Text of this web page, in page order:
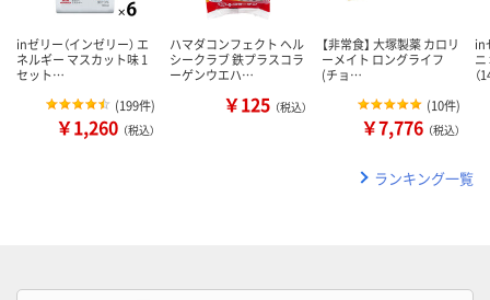
inゼリー（インゼリー） エ
ネルギー マスカット味 1
セット…
(199件)
￥1,260 （税込）
ハマダコンフェクト ヘル
シークラブ 鉄プラスコラ
ーゲンウエハ…
￥125 （税込）
【非常食】 大塚製薬 カロリ
ーメイト ロングライフ
(チョ…
(10件)
￥7,776 （税込）
in
ランキング一覧